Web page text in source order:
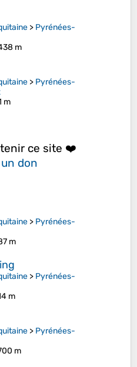
> Pyrénées-
m
> Pyrénées-
m
ce site ❤️
don
> Pyrénées-
m
> Pyrénées-
m
> Pyrénées-
m